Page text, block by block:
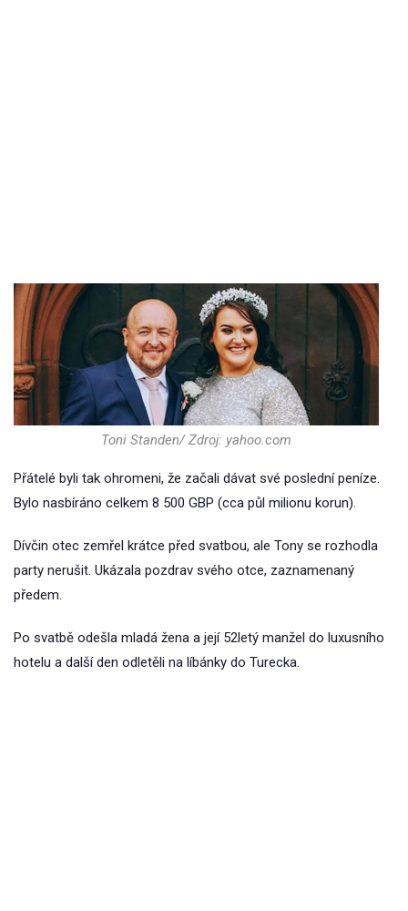
Toni Standen/ Zdroj: yahoo.com
Přátelé byli tak ohromeni, že začali dávat své poslední peníze.
Bylo nasbíráno celkem 8 500 GBP (cca půl milionu korun).
Dívčin otec zemřel krátce před svatbou, ale Tony se rozhodla
party nerušit. Ukázala pozdrav svého otce, zaznamenaný
předem.
Po svatbě odešla mladá žena a její 52letý manžel do luxusního
hotelu a další den odletěli na líbánky do Turecka.